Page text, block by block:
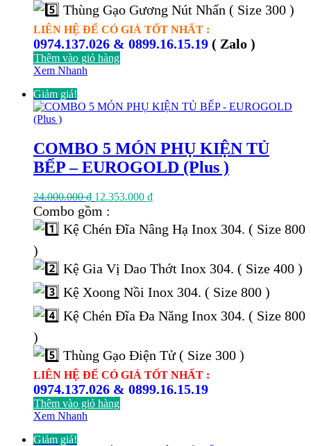
Thùng Gạo Gương Nút Nhấn ( Size 300 )
LIÊN HỆ ĐỂ CÓ GIÁ TỐT NHẤT :
0974.137.026 & 0899.16.15.19 ( Zalo )
Thêm vào giỏ hàng
Xem Nhanh
Giảm giá!
COMBO 5 MÓN PHỤ KIỆN TỦ
BẾP – EUROGOLD (Plus )
24.000.000₫ Giá
gốc
24.000.000 ₫.
12.353.000 ₫Giá
là:
Combo gồm :
Kệ Chén Đĩa Nâng Hạ Inox 304. ( Size 800
)
Kệ Gia Vị Dao Thớt Inox 304. ( Size 400 )
Kệ Xoong Nồi Inox 304. ( Size 800 )
Kệ Chén Đĩa Đa Năng Inox 304. ( Size 800
)
Thùng Gạo Điện Tử ( Size 300 )
LIÊN HỆ ĐỂ CÓ GIÁ TỐT NHẤT :
0974.137.026 & 0899.16.15.19
Thêm vào giỏ hàng
Xem Nhanh
Giảm giá!